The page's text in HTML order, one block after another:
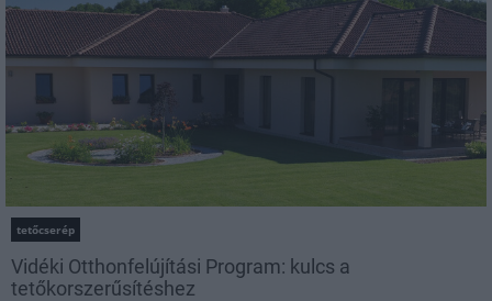
tetőcserép
Vidéki Otthonfelújítási Program: kulcs a
tetőkorszerűsítéshez